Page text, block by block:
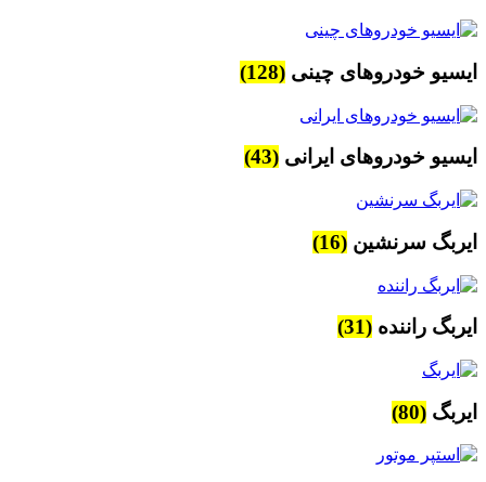
ایسیو خودروهای چینی (128)
ایسیو خودروهای ایرانی (43)
ایربگ سرنشین (16)
ایربگ راننده (31)
ایربگ (80)